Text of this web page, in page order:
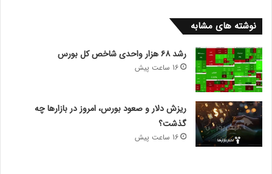
نوشته های مشابه
رشد ۶۸ هزار واحدی شاخص کل بورس
16 ساعت پیش
ریزش دلار و صعود بورس، امروز در بازارها چه
گذشت؟
16 ساعت پیش